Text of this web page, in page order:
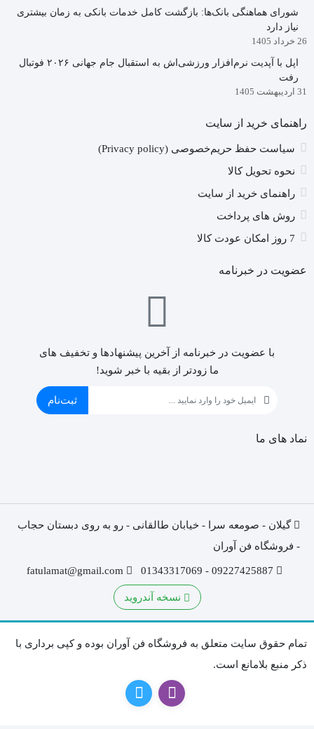
شورای هماهنگی بانک‌ها: بازگشت کامل خدمات بانکی به زمان بیشتری
نیاز دارد
26 خرداد 1405
اپل با آپدیت نرم‌افزار ورزشی‌اش به استقبال جام جهانی ۲۰۲۶ فوتبال
رفت
31 اردیبهشت 1405
راهنمای خرید از سایت
سیاست حفظ حریم‌خصوصی (Privacy policy)
نحوه تحویل کالا
راهنمای خرید از سایت
روش های پرداخت
7 روز امکان عودت کالا
عضویت در خبرنامه
با عضویت در خبرنامه از آخرین پیشنهادها و تخفیف های
ما زودتر از بقیه با خبر شوید!
ثبت‌نام
نماد های ما
گیلان - صومعه سرا - خیابان طالقانی - رو به روی دبستان حجاب
- فروشگاه فن آوران
09227425887 - 01343317069
fatulamat@gmail.com
نسخه آندروید
تمام حقوق سایت متعلق به فروشگاه فن آوران بوده و کپی برداری با
ذکر منبع بلامانع است.